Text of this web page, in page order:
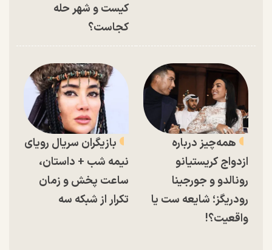
کیست و شهر حله
کجاست؟
همه‌چیز درباره
ازدواج کریستیانو
رونالدو و جورجینا
رودریگز؛ شایعه ست یا
واقعیت؟!
بازیگران سریال رویای
نیمه شب + داستان،
ساعت پخش و زمان
تکرار از شبکه سه